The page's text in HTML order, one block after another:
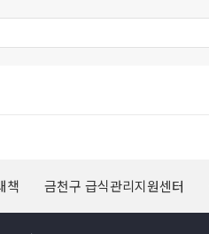
책 금천구 급식관리지원센터